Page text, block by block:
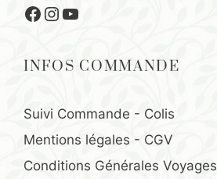
Facebook
Instagram
YouTube
INFOS COMMANDE
Suivi Commande - Colis
Mentions légales - CGV
Conditions Générales Voyages